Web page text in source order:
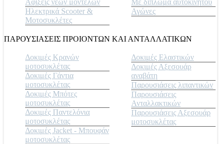
Αφίξεις νέων μοντέλων
Ηλεκτρικά Scooter &
Μοτοσυκλέτες
Με δίπλωμα αυτοκινήτου
Αγώνες
ΠΑΡΟΥΣΙΑΣΕΙΣ ΠΡΟΙΟΝΤΩΝ ΚΑΙ ΑΝΤΑΛΛΑΤΙΚΩΝ
Δοκιμές Κρανών
μοτοσυκλέτας
Δοκιμές Γάντια
μοτοσυκλέτας
Δοκιμές Μπότες
μοτοσυκλέτας
Δοκιμές Παντελόνια
μοτοσυκλέτας
Δοκιμές Jacket - Μπουφάν
μοτοσυκλέτας
Δοκιμές Ελαστικών
Δοκιμές Αξεσουάρ
αναβάτη
Παρουσιάσεις λιπαντικών
Παρουσιάσεις
Ανταλλακτικών
Παρουσιάσεις Αξεσουάρ
μοτοσυκλέτας